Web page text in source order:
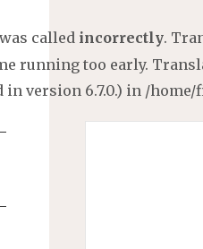
called incorrectly.
running too early.
version 6.7.0.) in /home/